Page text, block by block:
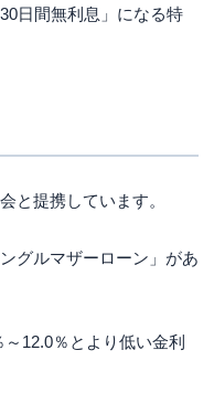
日間無利息」になる特
と提携しています。
グルマザーローン」があ
12.0％とより低い金利